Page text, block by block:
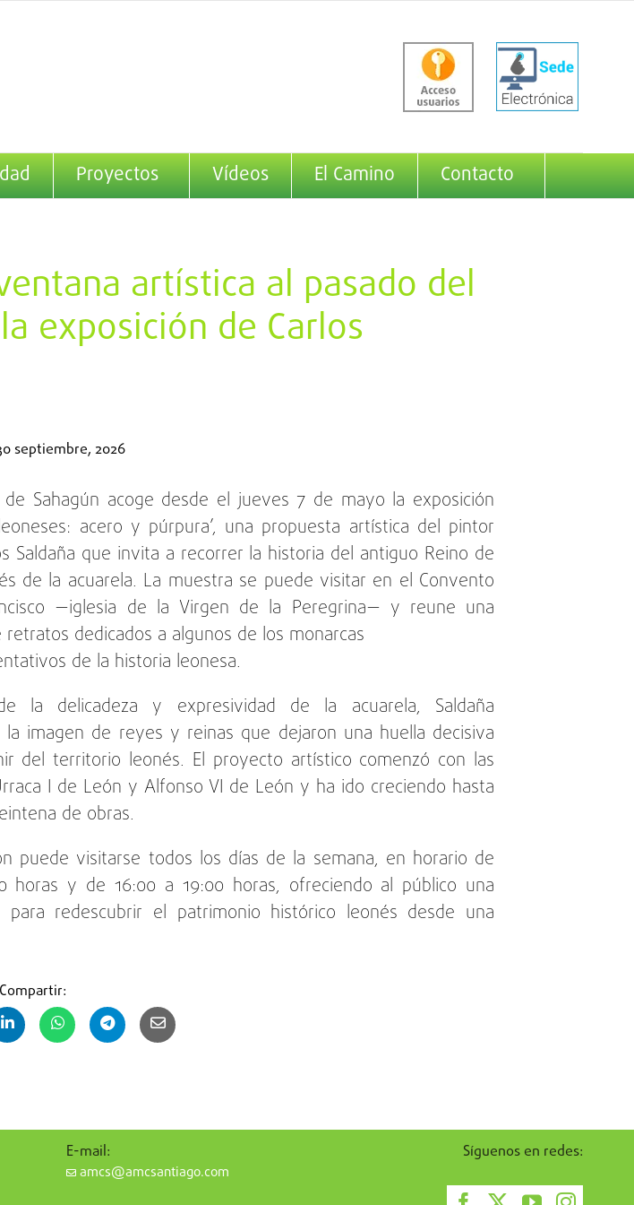
Proyectos Vídeos El Camino Contacto
artística al pasado del
exposición de Carlos
septiembre, 2026
de Sahagún acoge desde el jueves 7 de mayo la exposición
acero y púrpura’, una propuesta artística del pintor
Saldaña que invita a recorrer la historia del antiguo Reino de
de la acuarela. La muestra se puede visitar en el Convento
—iglesia de la Virgen de la Peregrina— y reune una
retratos dedicados a algunos de los monarcas
de la historia leonesa.
la delicadeza y expresividad de la acuarela, Saldaña
la imagen de reyes y reinas que dejaron una huella decisiva
del territorio leonés. El proyecto artístico comenzó con las
I de León y Alfonso VI de León y ha ido creciendo hasta
de obras.
puede visitarse todos los días de la semana, en horario de
horas y de 16:00 a 19:00 horas, ofreciendo al público una
para redescubrir el patrimonio histórico leonés desde una
Compartir:
E-mail:
amcs@amcsantiago.com
Síguenos en redes: